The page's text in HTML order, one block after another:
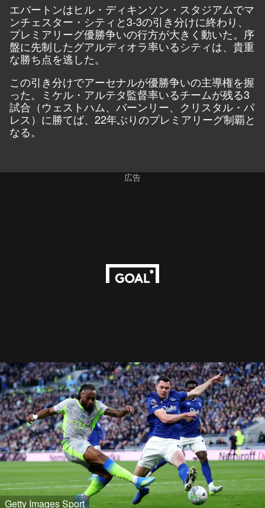
エバートンはヒル・ディキンソン・スタジアムでマ
ンチェスター・シティと3-3の引き分けに終わり、
プレミアリーグ優勝争いの行方が大きく動いた。序
盤に先制したグアルディオラ率いるシティは、貴重
な勝ち点を逃した。
この引き分けでアーセナルが優勝争いの主導権を握
った。ミケル・アルテタ監督率いるチームが残る3
試合（ウェストハム、バーンリー、クリスタル・パ
レス）に勝てば、22年ぶりのプレミアリーグ制覇と
なる。
広告
Getty Images Sport